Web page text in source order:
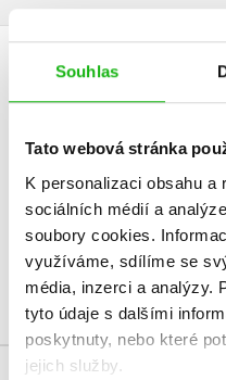
Souhlas
Tato webová stránka
K personalizaci obsahu
sociálních médií a
soubory cookies.
využíváme, sdílíme se
média, inzerci a analýzy.
tyto údaje s dalšími
poskytnuty, nebo které
jejich služby.
HODNOCENÍ ČTENÁŘŮ
Vaše hodnocení
Uživatelskou recenzi mohou
Přihlásit